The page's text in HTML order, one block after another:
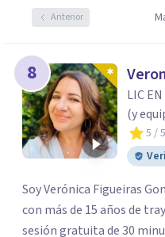
Anterior
8
LIC
(y
5 / 5
Soy Verónica Figueiras
con más de 15 años de
sesión gratuita de 30